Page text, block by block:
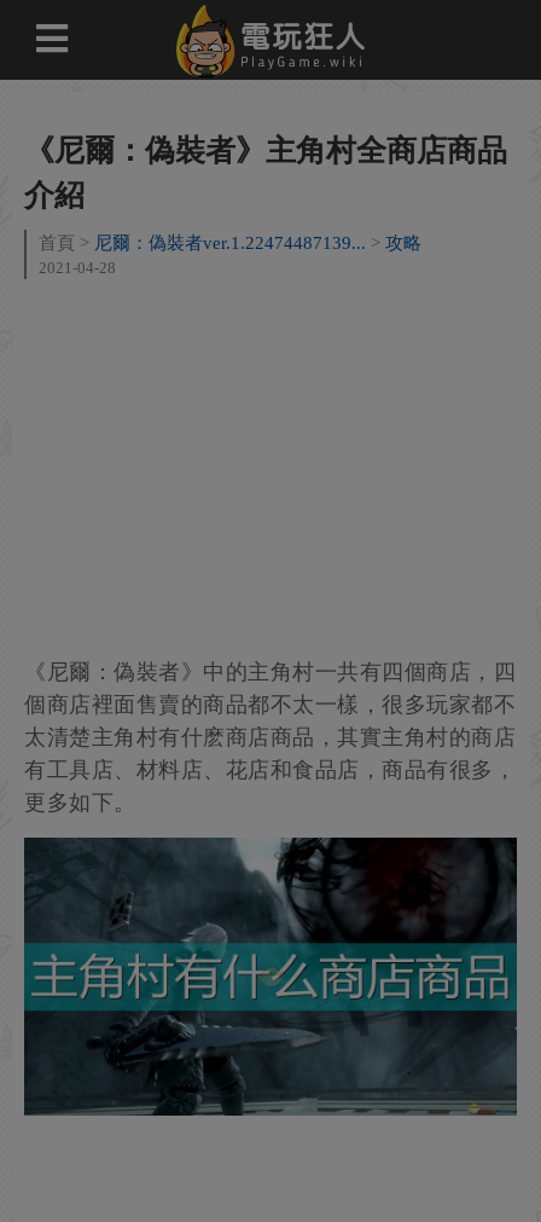
《尼爾：偽裝者》主角村全商店商品
介紹
首頁 尼爾：偽裝者ver.1.22474487139... 攻略
2021-04-28
《尼爾：偽裝者》中的主角村一共有四個商店，四
個商店裡面售賣的商品都不太一樣，很多玩家都不
太清楚主角村有什麽商店商品，其實主角村的商店
有工具店、材料店、花店和食品店，商品有很多，
更多如下。